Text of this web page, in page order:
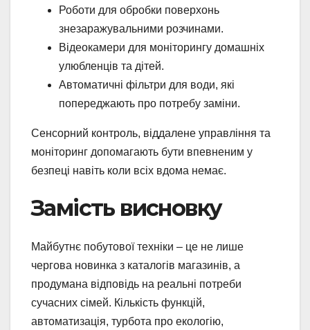
Роботи для обробки поверхонь
знезаражувальними розчинами.
Відеокамери для моніторингу домашніх
улюбленців та дітей.
Автоматичні фільтри для води, які
попереджають про потребу заміни.
Сенсорний контроль, віддалене управління та
моніторинг допомагають бути впевненим у
безпеці навіть коли всіх вдома немає.
Замість висновку
Майбутнє побутової техніки – це не лише
чергова новинка з каталогів магазинів, а
продумана відповідь на реальні потреби
сучасних сімей. Кількість функцій,
автоматизація, турбота про екологію,